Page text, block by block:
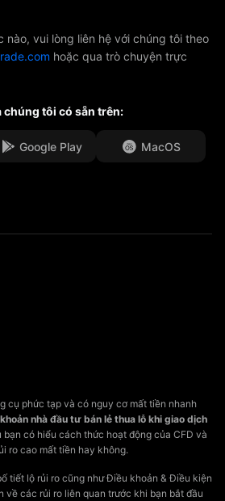
nào, vui lòng liên hệ với chúng tôi theo
hoặc qua trò chuyện trực
chúng tôi có sẵn trên:
Google Play MacOS
cụ phức tạp và có nguy cơ mất tiền nhanh
nhà đầu tư bán lẻ thua lỗ khi giao dịch
bạn có hiểu cách thức hoạt động của CFD và
ro cao mất tiền hay không.
tiết lộ rủi ro cũng như Điều khoản & Điều kiện
về các rủi ro liên quan trước khi bạn bắt đầu